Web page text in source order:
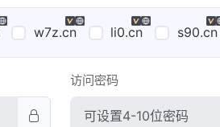
w7z.cn li0.cn s90.cn
访问密码